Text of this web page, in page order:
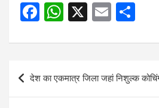
F
ce
o
W
at
A
X
E
ail ar
Post
navigation
देश का एकमात्र जिला जहां निशुल्क